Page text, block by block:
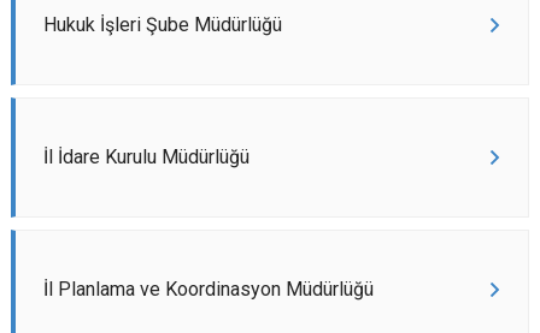
Hukuk İşleri Şube Müdürlüğü
İl İdare Kurulu Müdürlüğü
İl Planlama ve Koordinasyon Müdürlüğü